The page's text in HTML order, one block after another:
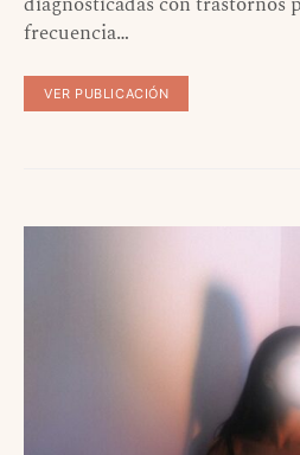
frecuencia…
VER PUBLICACIÓN